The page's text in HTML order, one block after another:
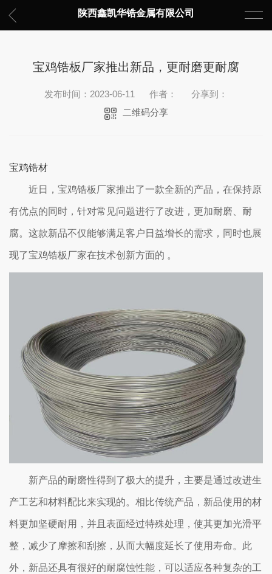
陕西鑫凯华锆金属有限公司
宝鸡锆板厂家推出新品，更耐磨更耐腐
发布时间：2023-06-11 作者：
分享到：
二维码分享
宝鸡锆材
近日，宝鸡锆板厂家推出了一款全新的产品，在保持原
有优点的同时，针对常见问题进行了改进，更加耐磨、耐
腐。这款新品不仅能够满足客户日益增长的需求，同时也展
现了宝鸡锆板厂家在技术创新方面的 。
新产品的耐磨性得到了极大的提升，主要是通过改进生
产工艺和材料配比来实现的。相比传统产品，新品使用的材
料更加坚硬耐用，并且表面经过特殊处理，使其更加光滑平
整，减少了摩擦和刮擦，从而大幅度延长了使用寿命。此
外，新品还具有很好的耐腐蚀性能，可以适应各种复杂的工